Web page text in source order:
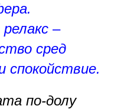
–
сред
спокойствие.
по-долу